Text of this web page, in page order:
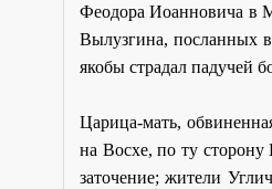
Феодора Иоанновича в
Вылузгина, посланных в
якобы страдал падучей
Царица-мать,
на Восхе, по ту
заточение; жители